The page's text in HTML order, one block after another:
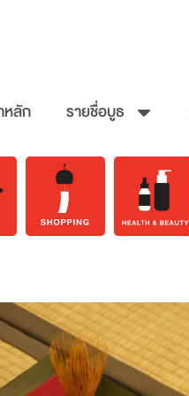
ลัก รายชื่อบูธ